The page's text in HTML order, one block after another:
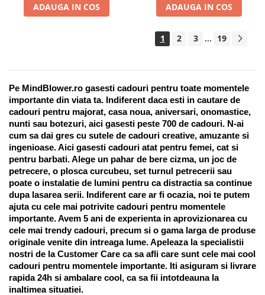
ADAUGA IN COS ADAUGA IN COS
1 2 3 ... 19
Pe MindBlower.ro gasesti cadouri pentru toate momentele
importante din viata ta. Indiferent daca esti in cautare de
cadouri pentru majorat, casa noua, aniversari, onomastice,
nunti sau botezuri, aici gasesti peste 700 de cadouri. N-ai
cum sa dai gres cu sutele de cadouri creative, amuzante si
ingenioase. Aici gasesti cadouri atat pentru femei, cat si
pentru barbati. Alege un pahar de bere cizma, un joc de
petrecere, o plosca curcubeu, set turnul petrecerii sau
poate o instalatie de lumini pentru ca distractia sa continue
dupa lasarea serii. Indiferent care ar fi ocazia, noi te putem
ajuta cu cele mai potrivite cadouri pentru momentele
importante. Avem 5 ani de experienta in aprovizionarea cu
cele mai trendy cadouri, precum si o gama larga de produse
originale venite din intreaga lume. Apeleaza la specialistii
nostri de la Customer Care ca sa afli care sunt cele mai cool
cadouri pentru momentele importante. Iti asiguram si livrare
rapida 24h si ambalare cool, ca sa fii intotdeauna la
inaltimea situatiei.